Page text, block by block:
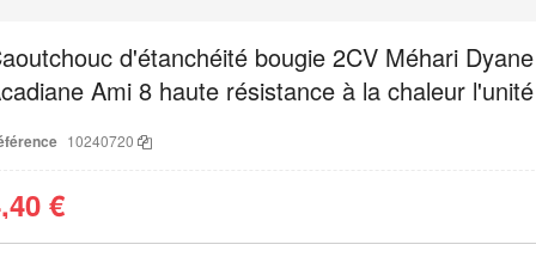
d'étanchéité bougie 2CV Méhari Dyane
Ami 8 haute résistance à la chaleur l'unité
10240720
€